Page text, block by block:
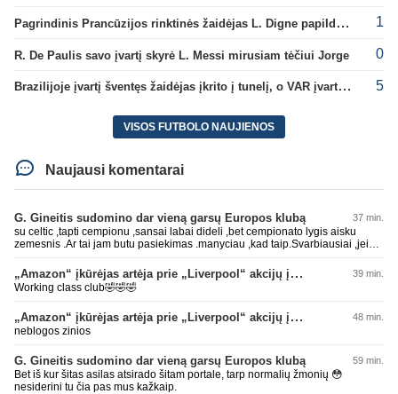
Pagrindinis Prancūzijos rinktinės žaidėjas L. Digne papildė PSG gretas 1
R. De Paulis savo įvartį skyrė L. Messi mirusiam tėčiui Jorge 0
Brazilijoje įvartį šventęs žaidėjas įkrito į tunelį, o VAR įvartį atšaukė 5
VISOS FUTBOLO NAUJIENOS
Naujausi komentarai
G. Gineitis sudomino dar vieną garsų Europos klubą 37 min.
su celtic ,tapti cempionu ,sansai labai dideli ,bet cempionato lygis aisku
zemesnis .Ar tai jam butu pasiekimas .manyciau ,kad taip.Svarbiausiai ,jei
„Amazon“ įkūrėjas artėja prie „Liverpool“ akcijų įsigijimo 39 min.
Working class club🤣🤣🤣
„Amazon“ įkūrėjas artėja prie „Liverpool“ akcijų įsigijimo 48 min.
neblogos zinios
G. Gineitis sudomino dar vieną garsų Europos klubą 59 min.
Bet iš kur šitas asilas atsirado šitam portale, tarp normalių žmonių 😳
nesiderini tu čia pas mus kažkaip.